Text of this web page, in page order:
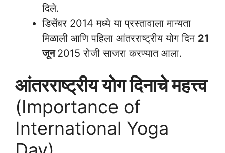
दिले.
डिसेंबर 2014 मध्ये या प्रस्तावाला मान्यता
मिळाली आणि पहिला आंतरराष्ट्रीय योग दिन 21
जून2015 रोजी साजरा करण्यात आला.
आंतरराष्ट्रीय योग दिनाचे महत्त्व
(Importance of
International Yoga